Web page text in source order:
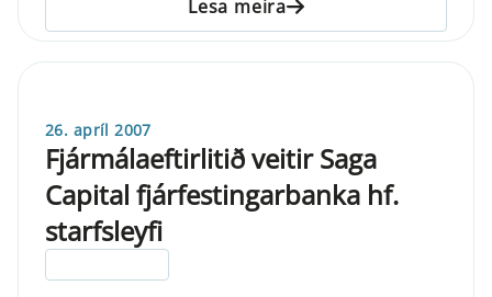
Lesa meira
26. apríl 2007
Fjármálaeftirlitið veitir Saga
Capital fjárfestingarbanka hf.
starfsleyfi